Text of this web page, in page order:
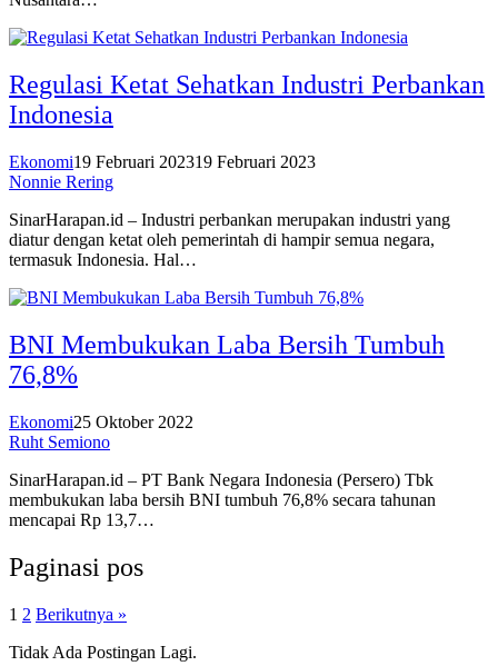
Regulasi Ketat Sehatkan Industri Perbankan
Indonesia
Ekonomi19 Februari 202319 Februari 2023
Nonnie Rering
SinarHarapan.id – Industri perbankan merupakan industri yang
diatur dengan ketat oleh pemerintah di hampir semua negara,
termasuk Indonesia. Hal…
BNI Membukukan Laba Bersih Tumbuh
76,8%
Ekonomi25 Oktober 2022
Ruht Semiono
SinarHarapan.id – PT Bank Negara Indonesia (Persero) Tbk
membukukan laba bersih BNI tumbuh 76,8% secara tahunan
mencapai Rp 13,7…
Paginasi pos
1 2 Berikutnya »
Tidak Ada Postingan Lagi.